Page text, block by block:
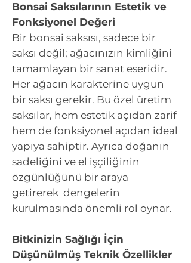
Bonsai Saksılarının Estetik ve
Fonksiyonel Değeri
Bir bonsai saksısı, sadece bir
saksı değil; ağacınızın kimliğini
tamamlayan bir sanat eseridir.
Her ağacın karakterine uygun
bir saksı gerekir. Bu özel üretim
saksılar, hem estetik açıdan zarif
hem de fonksiyonel açıdan ideal
yapıya sahiptir. Ayrıca doğanın
sadeliğini ve el işçiliğinin
özgünlüğünü bir araya
getirerek dengelerin
kurulmasında önemli rol oynar.
Bitkinizin Sağlığı İçin
Düşünülmüş Teknik Özellikler